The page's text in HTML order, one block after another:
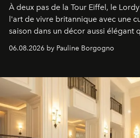
À deux pas de la Tour Eiffel, le
l'art de vivre britannique avec une
saison dans un décor aussi élégant
06.08.2026 by Pauline Borgogno